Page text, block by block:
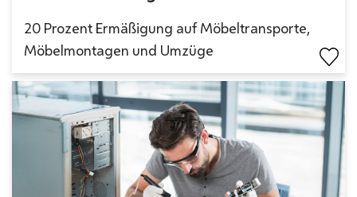
20 Prozent Ermäßigung auf Möbeltransporte,
Möbelmontagen und Umzüge